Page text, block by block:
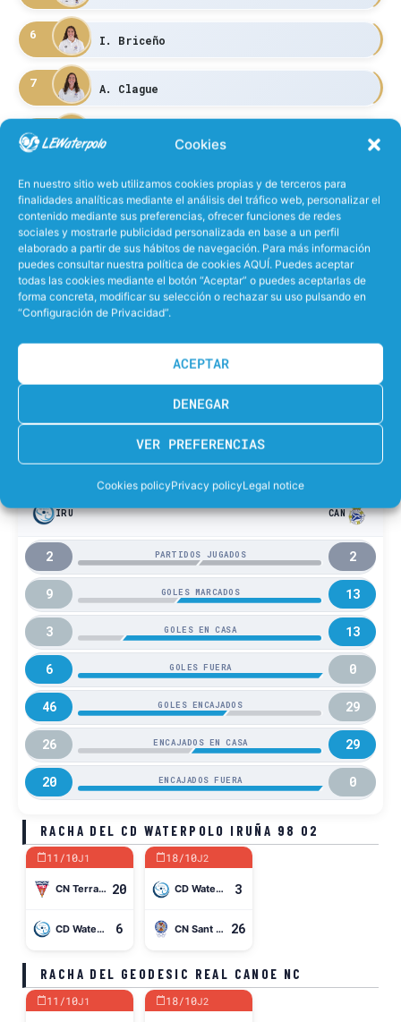
Cookies
En nuestro sitio web utilizamos cookies propias y de terceros para
finalidades analíticas mediante el análisis del tráfico web, personalizar el
contenido mediante sus preferencias, ofrecer funciones de redes
sociales y mostrarle publicidad personalizada en base a un perfil
elaborado a partir de sus hábitos de navegación. Para más información
puedes consultar nuestra política de cookies AQUÍ. Puedes aceptar
todas las cookies mediante el botón “Aceptar” o puedes aceptarlas de
forma concreta, modificar su selección o rechazar su uso pulsando en
“Configuración de Privacidad”.
ACEPTAR
DENEGAR
VER PREFERENCIAS
Cookies policyPrivacy policyLegal notice
6 I. Briceño
7 A. Clague
8 E. Dominguez
9 C. Jimenez
10 S. Diaz
11 S. Pinilla C
14 E. Aikema
IRU CAN
2 PARTIDOS JUGADOS 2
9 GOLES MARCADOS 13
3 GOLES EN CASA 13
6 GOLES FUERA 0
46 GOLES ENCAJADOS 29
26 ENCAJADOS EN CASA 29
20 ENCAJADOS FUERA 0
RACHA DEL CD WATERPOLO IRUÑA 98 02
11/10J1
CN Terrassa 20
CD Waterpolo Iruña 98 02 6
18/10J2
CD Waterpolo Iruña 98 02 3
CN Sant Andreu 26
RACHA DEL GEODESIC REAL CANOE NC
11/10J1 18/10J2